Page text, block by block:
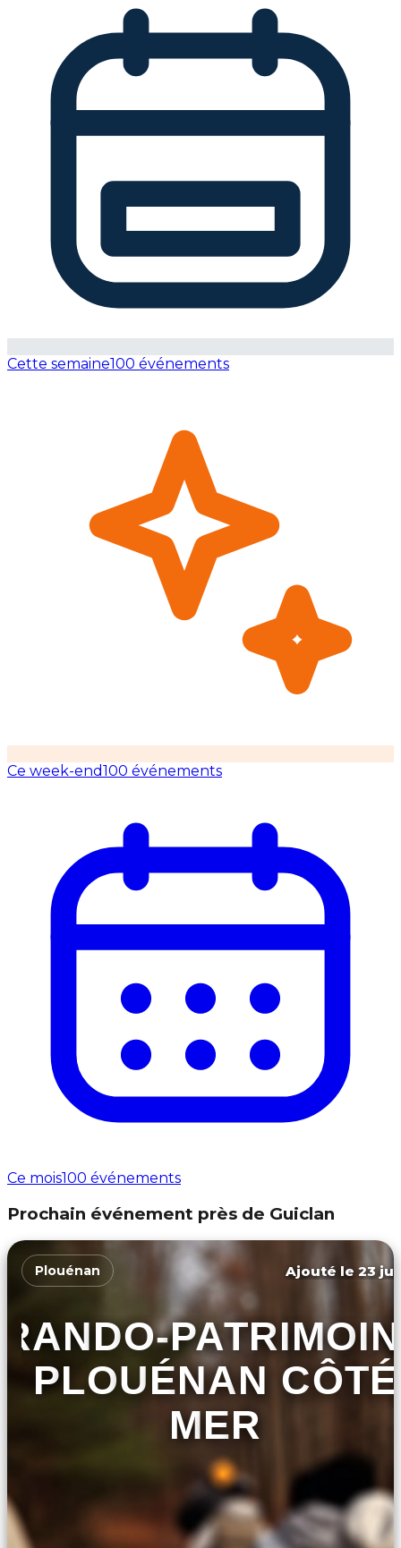
Cette semaine100 événements
Ce week-end100 événements
Ce mois100 événements
Prochain événement près de Guiclan
Plouénan Ajouté le 23
RANDO-
PLOUÉNAN CÔTÉ
MER